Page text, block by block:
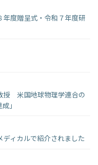
援
携
学
年度贈呈式・令和７年度研
授 米国地球物理学連合の
」
ィカルで紹介されました